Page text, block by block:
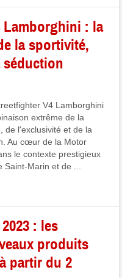
Lamborghini : la
la sportivité,
séduction
V4 Lamborghini
extrême de la
de l'exclusivité et de la
Au cœur de la Motor
le contexte prestigieux
Saint-Marin et de ...
: les
produits
partir du 2